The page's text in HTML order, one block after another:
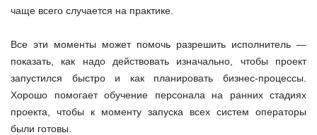
чаще всего случается на практике.
Все эти моменты может помочь разрешить исполнитель —
показать, как надо действовать изначально, чтобы проект
запустился быстро и как планировать бизнес-процессы.
Хорошо помогает обучение персонала на ранних стадиях
проекта, чтобы к моменту запуска всех систем операторы
были готовы.